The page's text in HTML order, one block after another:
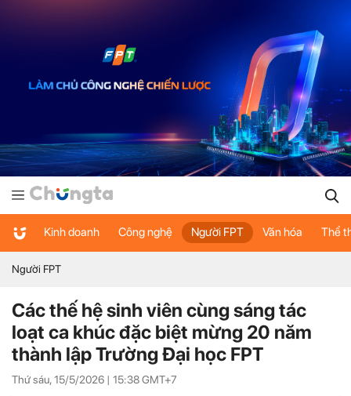
Kinh doanh Công nghệ Người FPT Văn hóa Thể
Người FPT
Các thế hệ sinh viên cùng sáng tác
loạt ca khúc đặc biệt mừng 20 năm
thành lập Trường Đại học FPT
Thứ sáu, 15/5/2026 | 15:38GMT+7